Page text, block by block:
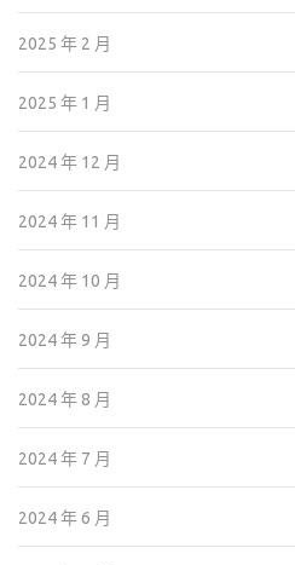
2025 年 2 月
2025 年 1 月
2024 年 12 月
2024 年 11 月
2024 年 10 月
2024 年 9 月
2024 年 8 月
2024 年 7 月
2024 年 6 月